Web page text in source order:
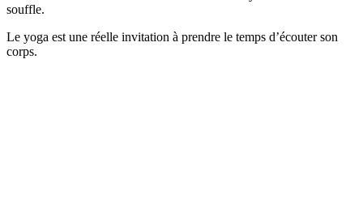
souffle.
Le yoga est une réelle invitation à prendre le temps d’écouter son
corps.